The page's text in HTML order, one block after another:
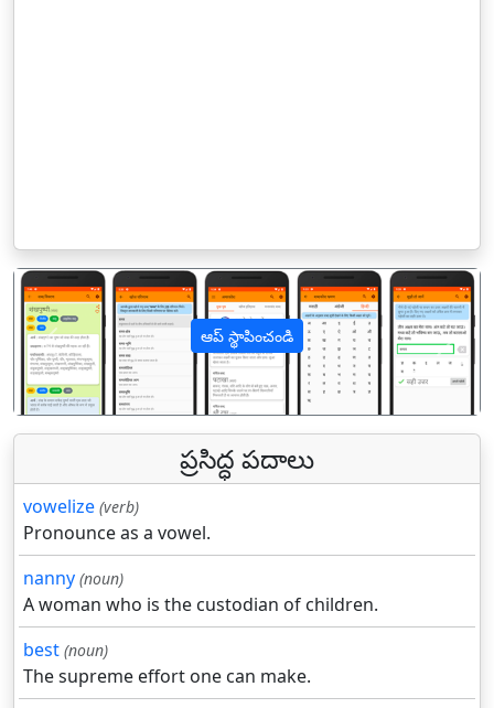
ఆప్ స్థాపించండి
पिछला
ప్రసిద్ధ పదాలు
vowelize (verb)
Pronounce as a vowel.
nanny (noun)
A woman who is the custodian of children.
best (noun)
The supreme effort one can make.